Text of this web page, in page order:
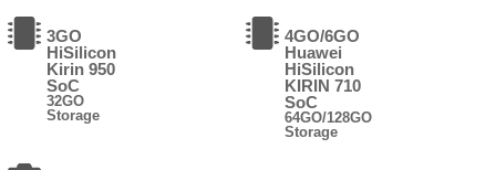
3GO
HiSilicon
Kirin 950
SoC
32GO
Storage
4GO/6GO
Huawei
HiSilicon
KIRIN 710
SoC
64GO/128GO
Storage